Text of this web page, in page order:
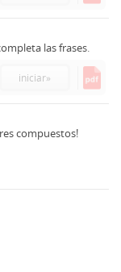
las frases.
iniciar»
compuestos!